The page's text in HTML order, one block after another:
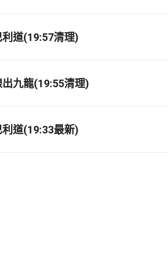
道(19:57清理)
九龍(19:55清理)
道(19:33最新)